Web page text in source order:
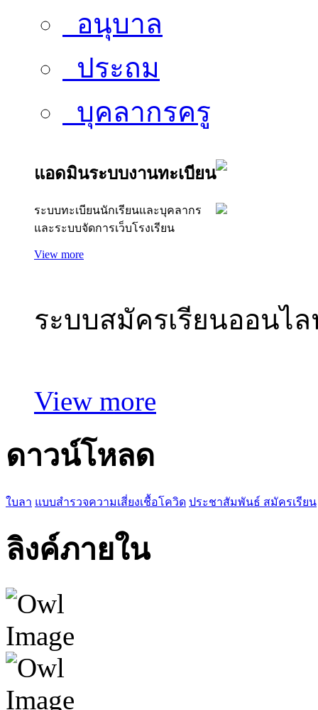
อนุบาล
ประถม
บุคลากรครู
แอดมินระบบงานทะเบียน
ระบบทะเบียนนักเรียนและบุคลากร
และระบบจัดการเว็บโรงเรียน
View more
ระบบสมัครเรียนออนไ
View more
ดาวน์โหลด
ใบลา แบบสำรวจความเสี่ยงเชื้อโควิด ประชาสัมพันธ์ สมัครเรียน
ลิงค์ภายใน